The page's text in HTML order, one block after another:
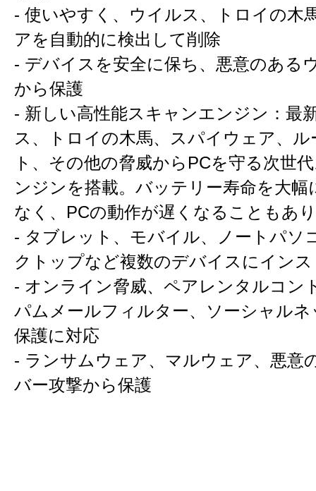
- 使いやすく、ウイルス、トロイの木
アを自動的に検出して削除
- デバイスを安全に保ち、悪意のある
から保護
- 新しい高性能スキャンエンジン：最
ス、トロイの木馬、スパイウェア、ル
ト、その他の脅威からPCを守る次世
ンジンを搭載。バッテリー寿命を大幅
なく、PCの動作が遅くなることもあ
- タブレット、モバイル、ノートパソ
クトップなど複数のデバイスにイン
- オンライン脅威、ペアレンタルコン
パムメールフィルター、ソーシャル
保護に対応
- ランサムウェア、マルウェア、悪意
バー攻撃から保護